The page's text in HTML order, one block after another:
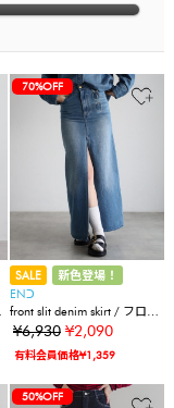
70%OFF
SALE
新色登場！
ENↃ
front slit denim skirt / フロン
トスリットデニムスカート
¥6,930 ¥2,090
有料会員価格¥1,359
50%OFF